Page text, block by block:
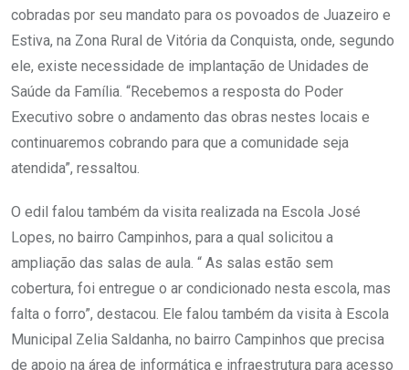
cobradas por seu mandato para os povoados de Juazeiro e
Estiva, na Zona Rural de Vitória da Conquista, onde, segundo
ele, existe necessidade de implantação de Unidades de
Saúde da Família. “Recebemos a resposta do Poder
Executivo sobre o andamento das obras nestes locais e
continuaremos cobrando para que a comunidade seja
atendida”, ressaltou.
O edil falou também da visita realizada na Escola José
Lopes, no bairro Campinhos, para a qual solicitou a
ampliação das salas de aula. “ As salas estão sem
cobertura, foi entregue o ar condicionado nesta escola, mas
falta o forro”, destacou. Ele falou também da visita à Escola
Municipal Zelia Saldanha, no bairro Campinhos que precisa
de apoio na área de informática e infraestrutura para acesso